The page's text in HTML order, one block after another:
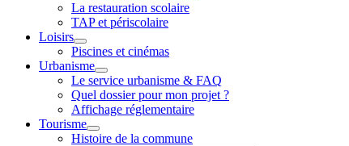
La restauration scolaire
TAP et périscolaire
Loisirs
Piscines et cinémas
Urbanisme
Le service urbanisme & FAQ
Quel dossier pour mon projet ?
Affichage réglementaire
Tourisme
Histoire de la commune